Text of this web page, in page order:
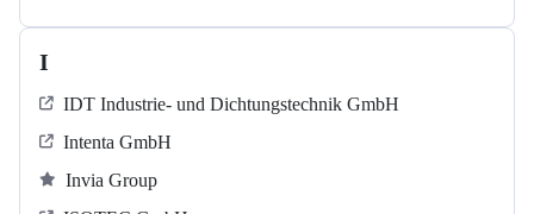
I
IDT Industrie- und Dichtungstechnik GmbH
Intenta GmbH
Invia Group